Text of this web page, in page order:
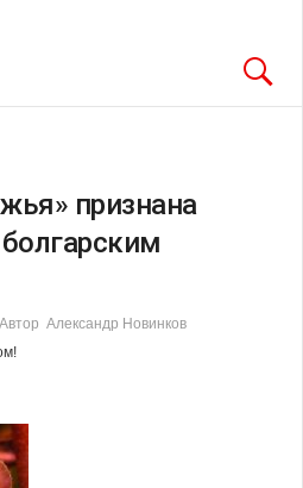
признана
Автор Александр Новинков